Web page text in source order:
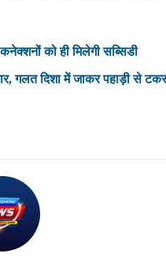
को ही मिलेगी सब्सिडी
गलत दिशा में जाकर पहाड़ी से